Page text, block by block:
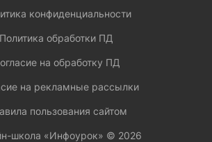
конфиденциальности
Политика обработки ПД
на обработку ПД
на рекламные рассылки
пользования сайтом
школа «Инфоурок» © 2026